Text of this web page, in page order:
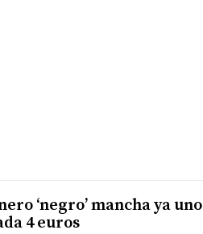
‘negro’ mancha ya uno
4 euros